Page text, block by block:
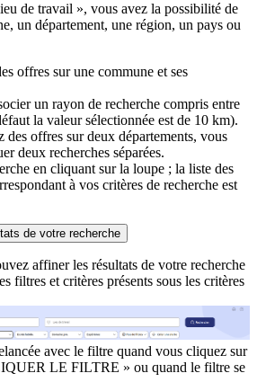
de travail », vous avez la possibilité de
un département, une région, un pays ou
offres sur une commune et ses
un rayon de recherche compris entre
la valeur sélectionnée est de 10 km).
des offres sur deux départements, vous
deux recherches séparées.
en cliquant sur la loupe ; la liste des
à vos critères de recherche est
de votre recherche
affiner les résultats de votre recherche
filtres et critères présents sous les critères
avec le filtre quand vous cliquez sur
LE FILTRE » ou quand le filtre se